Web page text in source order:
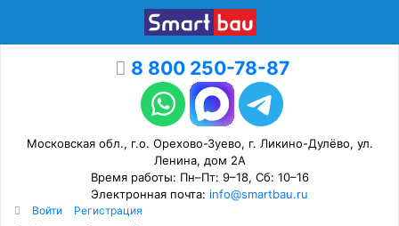
8 800 250-78-87
Московская обл., г.о. Орехово-Зуево, г. Ликино-Дулёво, ул.
Ленина, дом 2А
Время работы: Пн–Пт: 9–18, Сб: 10–16
Электронная почта: info@smartbau.ru
Войти
Регистрация